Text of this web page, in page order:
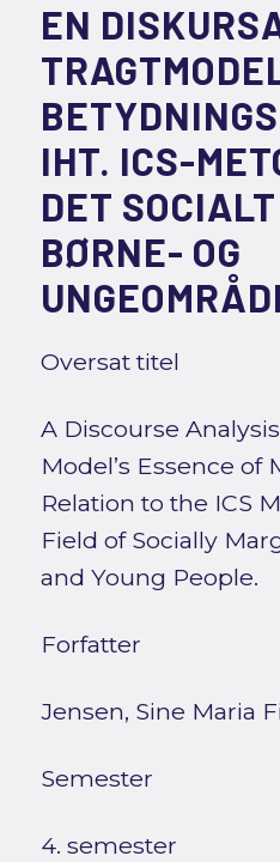
EN
IHT. ICS-
DET
BØRNE- OG
Oversat titel
A Discourse
Model’s Essence of
Relation to the ICS
Field of Socially
and Young People.
Forfatter
Jensen, Sine Maria
Semester
4. semester